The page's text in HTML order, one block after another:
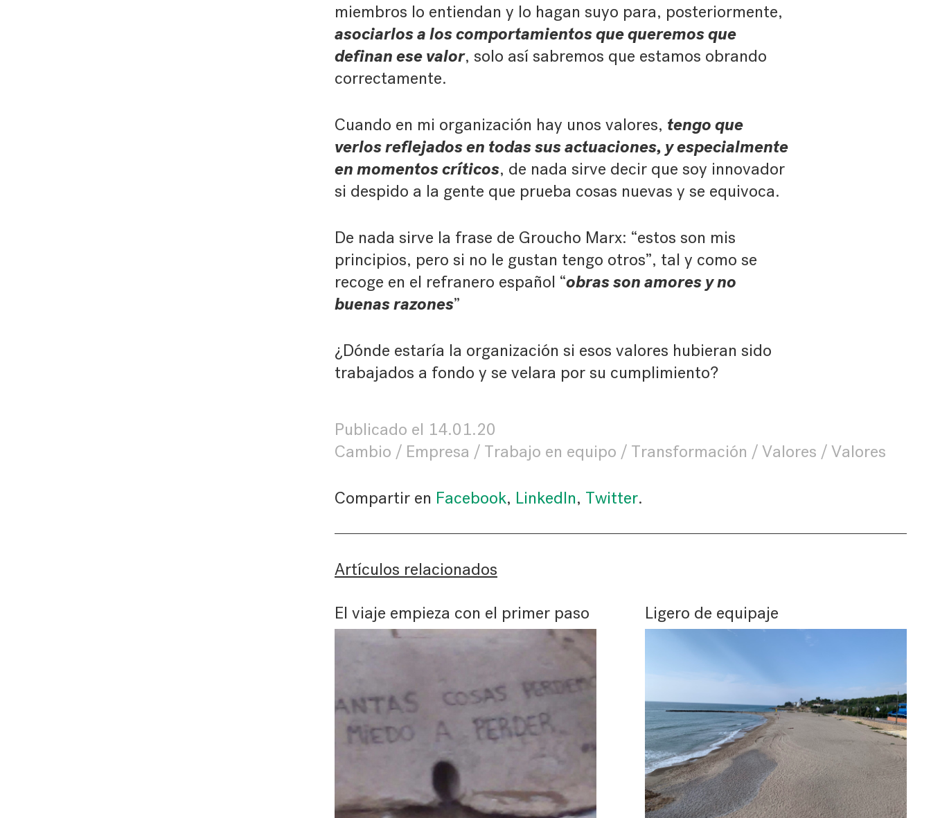
miembros lo entiendan y lo hagan suyo para, posteriormente,
asociarlos a los comportamientos que queremos que
definan ese valor, solo así sabremos que estamos obrando
correctamente.
Cuando en mi organización hay unos valores, tengo que
verlos reflejados en todas sus actuaciones, y especialmente
en momentos críticos, de nada sirve decir que soy innovador
si despido a la gente que prueba cosas nuevas y se equivoca.
De nada sirve la frase de Groucho Marx: “estos son mis
principios, pero si no le gustan tengo otros”, tal y como se
recoge en el refranero español “obras son amores y no
buenas razones”
¿Dónde estaría la organización si esos valores hubieran sido
trabajados a fondo y se velara por su cumplimiento?
Publicado el 14.01.20
Cambio
Empresa Trabajo en equipo Transformación Valores Valores
Compartir en Facebook, LinkedIn, Twitter.
Artículos relacionados
El viaje empieza con el primer paso Ligero de equipaje